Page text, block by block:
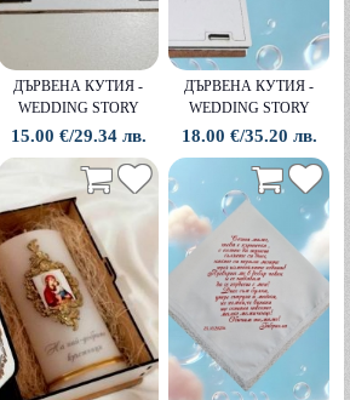
ДЪРВЕНА КУТИЯ -
WEDDING STORY
15.00 €/29.34 лв.
ДЪРВЕНА КУТИЯ -
WEDDING STORY
18.00 €/35.20 лв.